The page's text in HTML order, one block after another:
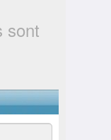
sont